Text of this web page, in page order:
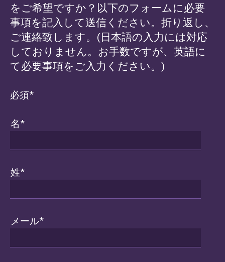
をご希望ですか？以下のフォームに必要
事項を記入して送信ください。折り返し、
ご連絡致します。(日本語の入力には対応
しておりません。お手数ですが、英語に
て必要事項をご入力ください。)
必須*
名*
姓*
メール*